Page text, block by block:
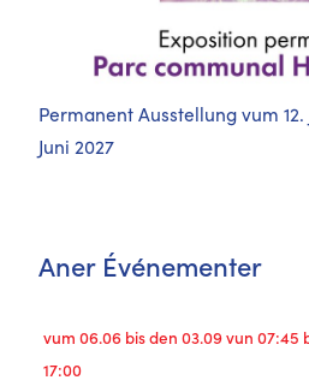
Permanent Ausstellung vum
Juni 2027
Aner Événementer
vum 06.06 bis den 03.09 vun 07:45
17:00